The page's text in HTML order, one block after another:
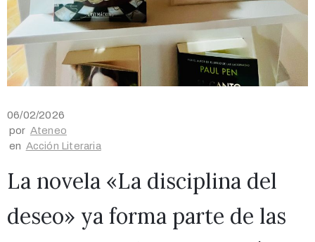
06/02/2026
por Ateneo
en Acción Literaria
La novela «La disciplina del
deseo» ya forma parte de las